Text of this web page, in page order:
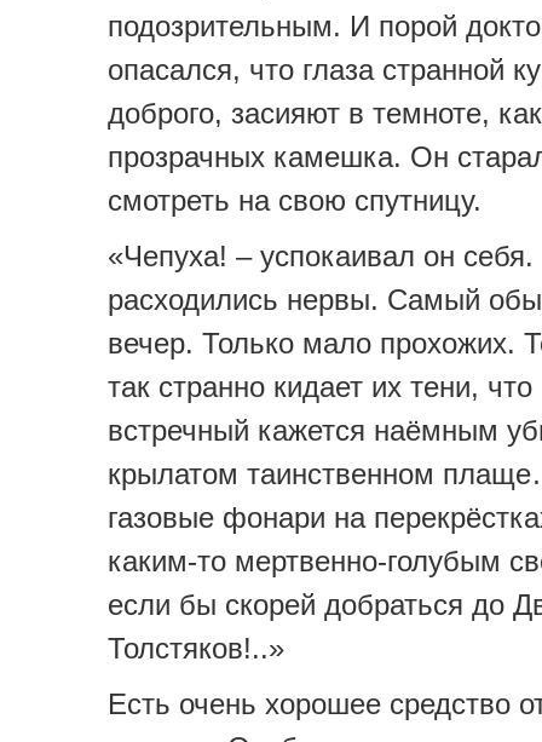
подозрительным. И порой
опасался, что глаза странной
доброго, засияют в темноте,
прозрачных камешка. Он
смотреть на свою спутницу.
«Чепуха! – успокаивал он
расходились нервы. Самый
вечер. Только мало прохожих.
так странно кидает их тени,
встречный кажется наёмным
крылатом таинственном
газовые фонари на
каким-то мертвенно-голубым
если бы скорей добраться до
Толстяков!..»
Есть очень хорошее средство